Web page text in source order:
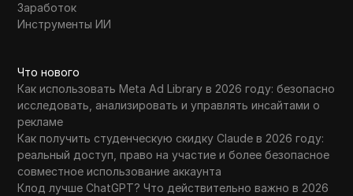
Заработок
Инструменты ИИ
Что нового
Как использовать Meta Ad Library в 2026 году: безопасно
исследовать, анализировать и управлять инсайтами о
рекламе
Как получить студенческую скидку Claude в 2026 году:
реальный доступ, право на участие и более безопасное
совместное использование аккаунта
Клод лучше ChatGPT? Что действительно важно в 2026